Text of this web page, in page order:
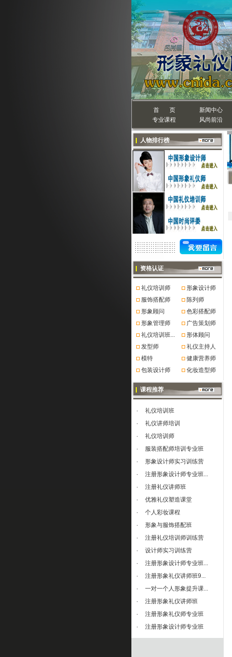
首 页 新闻中心
专业课程
风尚前沿
人物排行榜
资格认证
礼仪培训师
形象设计师
服饰搭配师
陈列师
形象顾问
色彩搭配师
形象管理师
广告策划师
礼仪培训班...
形体顾问
发型师
礼仪主持人
模特
健康营养师
包装设计师
化妆造型师
课程推荐
·
礼仪培训班
·
礼仪讲师培训
·
礼仪培训师
·
服装搭配师培训专业班
·
形象设计师实习训练营
·
注册形象设计师专业班...
·
注册礼仪讲师班
·
优雅礼仪塑造课堂
·
个人彩妆课程
·
形象与服饰搭配班
·
注册礼仪培训师训练营
·
设计师实习训练营
·
注册形象设计师专业班...
·
注册形象礼仪讲师班9...
·
一对一个人形象提升课...
·
注册形象礼仪讲师班
·
注册形象礼仪师专业班
·
注册形象设计师专业班